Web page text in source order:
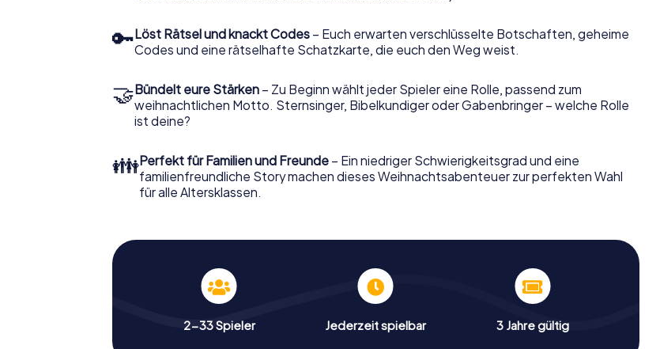
🔑Löst Rätsel und knackt Codes – Euch erwarten verschlüsselte Botschaften, geheime
Codes und eine rätselhafte Schatzkarte, die euch den Weg weist.
🤝Bündelt eure Stärken – Zu Beginn wählt jeder Spieler eine Rolle, passend zum
weihnachtlichen Motto. Sternsinger, Bibelkundiger oder Gabenbringer – welche Rolle
ist deine?
👪Perfekt für Familien und Freunde – Ein niedriger Schwierigkeitsgrad und eine
familienfreundliche Story machen dieses Weihnachtsabenteuer zur perfekten Wahl
für alle Altersklassen.
2-33 Spieler Jederzeit spielbar 3 Jahre gültig